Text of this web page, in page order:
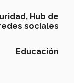
Hub de
sociales
Educación